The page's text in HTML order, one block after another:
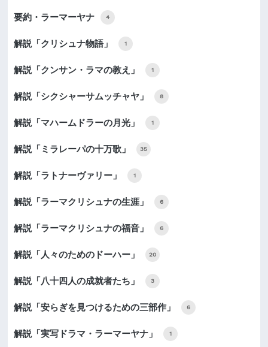
要約・ラーマーヤナ 4
解説「クリシュナ物語」 1
解説「クンサン・ラマの教え」 1
解説「シクシャーサムッチャヤ」 8
解説「マハームドラーの月光」 1
解説「ミラレーパの十万歌」 35
解説「ラトナーヴァリー」 1
解説「ラーマクリシュナの生涯」 6
解説「ラーマクリシュナの福音」 6
解説「人々のためのドーハー」 20
解説「八十四人の成就者たち」 3
解説「安らぎを見つけるための三部作」 6
解説「実写ドラマ・ラーマーヤナ」 1